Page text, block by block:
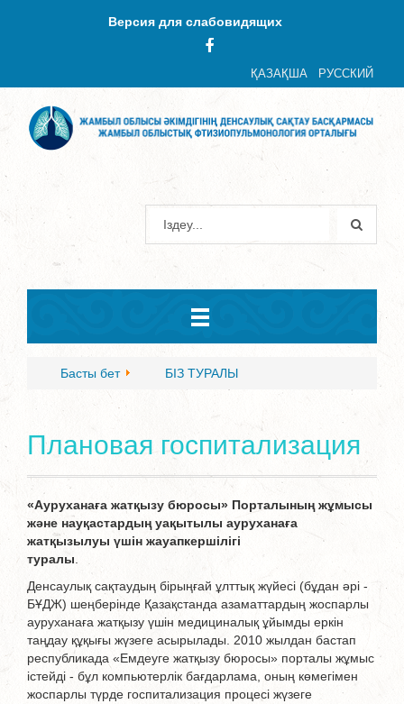
Версия для слабовидящих
ҚАЗАҚША РУССКИЙ
Басты бет БІЗ ТУРАЛЫ
Плановая госпитализация
«Ауруханаға жатқызу бюросы» Порталының жұмысы
және науқастардың уақытылы ауруханаға
жатқызылуы үшін жауапкершілігі
туралы
Денсаулық сақтаудың бірыңғай ұлттық жүйесі (бұдан әрі -
БҰДЖ) шеңберінде Қазақстанда азаматтардың жоспарлы
ауруханаға жатқызу үшін медициналық ұйымды еркін
таңдау құқығы жүзеге асырылады. 2010 жылдан бастап
республикада «Емдеуге жатқызу бюросы» порталы жұмыс
істейді - бұл компьютерлік бағдарлама, оның көмегімен
жоспарлы түрде госпитализация процесі жүзеге